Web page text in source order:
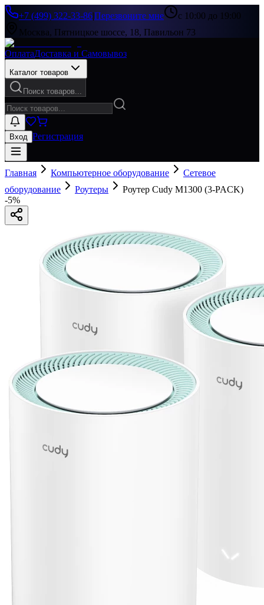
+7 (499) 322-33-86|Перезвоните мне
с 10:00 до 19:00
Москва, Пятницкое шоссе, 18, Павильон 73
ОплатаДоставка и Самовывоз
Каталог товаров
Поиск товаров...
Вход Регистрация
Главная Компьютерное оборудование
Сетевое
оборудование
Роутеры
Роутер Cudy M1300 (3-PACK)
-5%